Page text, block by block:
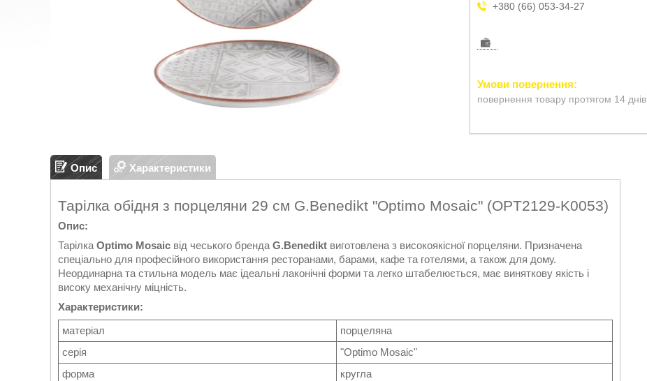
+380 (66) 053-34-27
повернення товару протягом 14 днів
Опис Характеристики
Тарілка обідня з порцеляни 29 см G.Benedikt "Optimo Mosaic" (OPT2129-K0053)
Опис:
Тарілка Optimo Mosaic від чеського бренда G.Benedikt виготовлена з високоякісної порцеляни. Призначена
спеціально для професійного використання ресторанами, барами, кафе та готелями, а також для дому.
Неординарна та стильна модель має ідеальні лаконічні форми та легко штабелюється, має виняткову якість і
високу механічну міцність.
Характеристики:
матеріал
порцеляна
серія
"Optimo Mosaic"
форма
кругла